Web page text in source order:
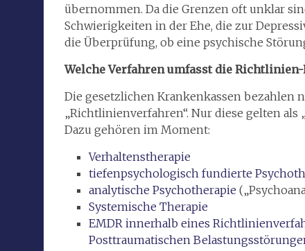
übernommen. Da die Grenzen oft unklar
Schwierigkeiten in der Ehe, die zur
die Überprüfung, ob eine psychische
Welche Verfahren umfasst die
Die gesetzlichen Krankenkassen bezahlen
„Richtlinienverfahren“. Nur diese gelten
Dazu gehören im Moment:
Verhaltenstherapie
tiefenpsychologisch fundierte
analytische Psychotherapie
Systemische Therapie
EMDR innerhalb eines
Posttraumatischen